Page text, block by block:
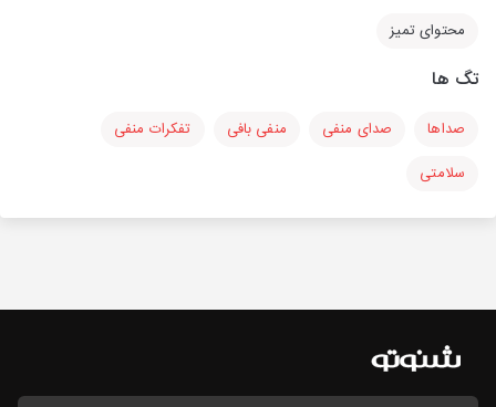
محتوای تمیز
تگ ها
صداها صدای منفی منفی بافی
تفکرات منفی
سلامتی